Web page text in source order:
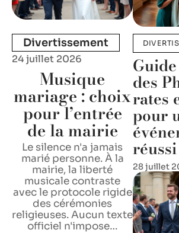
Divertissement
24 juillet 2026
Musique
mariage : choix
pour l’entrée
de la mairie
Le silence n'a jamais
marié personne. À la
mairie, la liberté
musicale contraste
avec le protocole rigide
des cérémonies
religieuses. Aucun texte
officiel n'impose…
des
rates
pour
réussi
28 juillet